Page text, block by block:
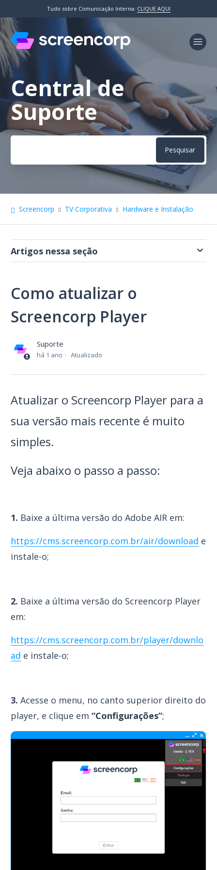
Tudo sobre Comunicação Interna: CLIQUE AQUI
Pesquisa
Central de
Suporte
Screencorp TV Corporativa Hardware e Instalação
Artigos nessa seção
Como atualizar o
Screencorp Player
Suporte
há 1 ano Atualizado
Atualizar o Screencorp Player para a
sua versão mais recente é muito
simples.
Veja abaixo o passo a passo:
1. Baixe a última versão do Adobe AIR em:
https://cms.screencorp.com.br/air/download e
instale-o;
2. Baixe a última versão do Screencorp Player
em:
https://cms.screencorp.com.br/player/downlo
ad e instale-o;
3. Acesse o menu, no canto superior direito do
player, e clique em“Configurações”;